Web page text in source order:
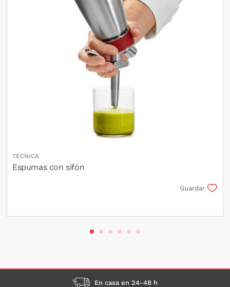
TÉCNICA
Espumas con sifón
Guardar
En casa en 24-48 h